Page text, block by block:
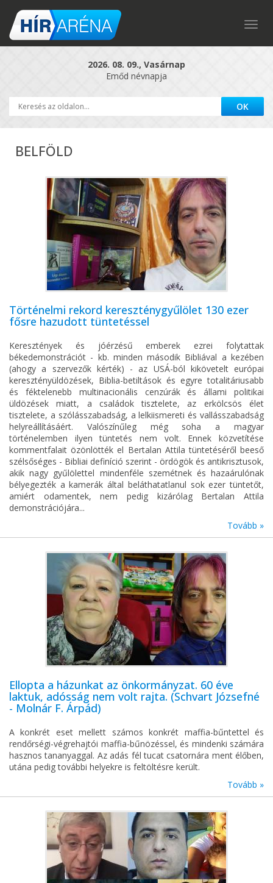
2026. 08. 09., Vasárnap
Emőd névnapja
BELFÖLD
Történelmi rekord kereszténygyűlölet 130 ezer
fősre hazudott tüntetéssel
Keresztények és jóérzésű emberek ezrei folytattak
békedemonstrációt - kb. minden második Bibliával a kezében
(ahogy a szervezők kérték) - az USÁ-ból kikövetelt európai
keresztényüldözések, Biblia-betiltások és egyre totalitáriusabb
és féktelenebb multinacionális cenzúrák és állami politikai
üldözések miatt, a családok tisztelete, az erkölcsös élet
tisztelete, a szólásszabadság, a lelkiismereti és vallásszabadság
helyreállításáért. Valószínűleg még soha a magyar
történelemben ilyen tüntetés nem volt. Ennek közvetítése
kommentfalait özönlötték el Bertalan Attila tüntetéséről beeső
szélsőséges - Bibliai definíció szerint - ördögök és antikrisztusok,
akik nagy gyűlölettel mindenféle szemétnek és hazaárulónak
bélyegezték a kamerák által beláthatatlanul sok ezer tüntetőt,
amiért odamentek, nem pedig kizárólag Bertalan Attila
demonstrációjára...
Tovább »
Ellopta a házunkat az önkormányzat. 60 éve
laktuk, adósság nem volt rajta. (Schvart Józsefné
- Molnár F. Árpád)
A konkrét eset mellett számos konkrét maffia-bűntettel és
rendőrségi-végrehajtói maffia-bűnözéssel, és mindenki számára
hasznos tananyaggal. Az adás fél tucat csatornára ment élőben,
utána pedig további helyekre is feltöltésre került.
Tovább »